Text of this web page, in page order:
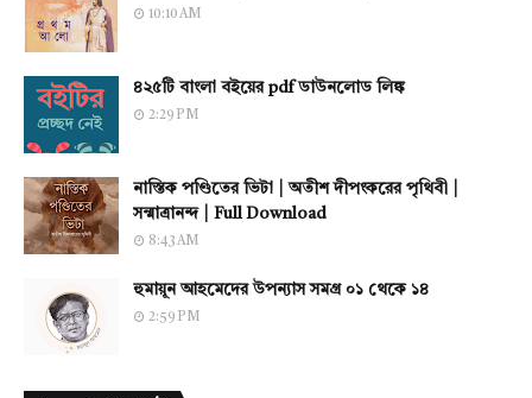
10:10 AM
৪২৫টি বাংলা বইয়ের pdf ডাউনলোড লিঙ্ক
2:29 PM
নাস্তিক পণ্ডিতের ভিটা | অতীশ দীপংকরের পৃথিবী |
সন্মাত্রানন্দ | Full Download
8:43 AM
হুমায়ূন আহমেদের উপন্যাস সমগ্র ০১ থেকে ১৪
2:59 PM